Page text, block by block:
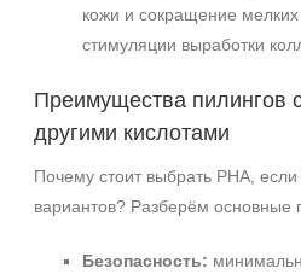
кожи и сокращение
стимуляции выработки
Преимущества пилингов
другими кислотами
Почему стоит выбрать PHA,
вариантов? Разберём основные
Безопасность: